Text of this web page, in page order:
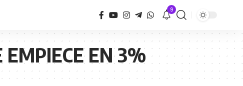
9
EMPIECE EN 3%